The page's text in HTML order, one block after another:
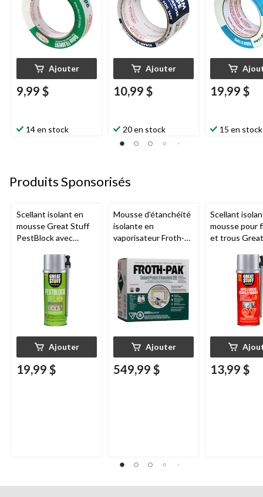
Ajouter
9,99 $
14 en stock
Ajouter
10,99 $
20 en stock
15 m
19,99 $
15 en stock
Produits Sponsorisés
Scellant isolant en
mousse Great Stuff
PestBlock avec
intelligent, usage
intérieur/extérieur, 12
Ajouter
19,99 $
Mousse d'étanchéité
isolante en
vaporisateur Froth-
polyuréthane
Ajouter
549,99 $
Scellant
mousse pour
et trous
intelligent,
intérieur/
13,99 $